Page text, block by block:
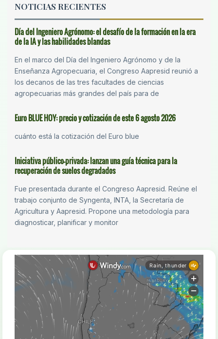
NOTICIAS RECIENTES
Día del Ingeniero Agrónomo: el desafío de la formación en la era
de la IA y las habilidades blandas
En el marco del Día del Ingeniero Agrónomo y de la
Enseñanza Agropecuaria, el Congreso Aapresid reunió a
los decanos de las tres facultades de ciencias
agropecuarias más grandes del país para de
Euro BLUE HOY: precio y cotización de este 6 agosto 2026
cuánto está la cotización del Euro blue
Iniciativa público-privada: lanzan una guía técnica para la
recuperación de suelos degradados
Fue presentada durante el Congreso Aapresid. Reúne el
trabajo conjunto de Syngenta, INTA, la Secretaría de
Agricultura y Aapresid. Propone una metodología para
diagnosticar, planificar y monitor